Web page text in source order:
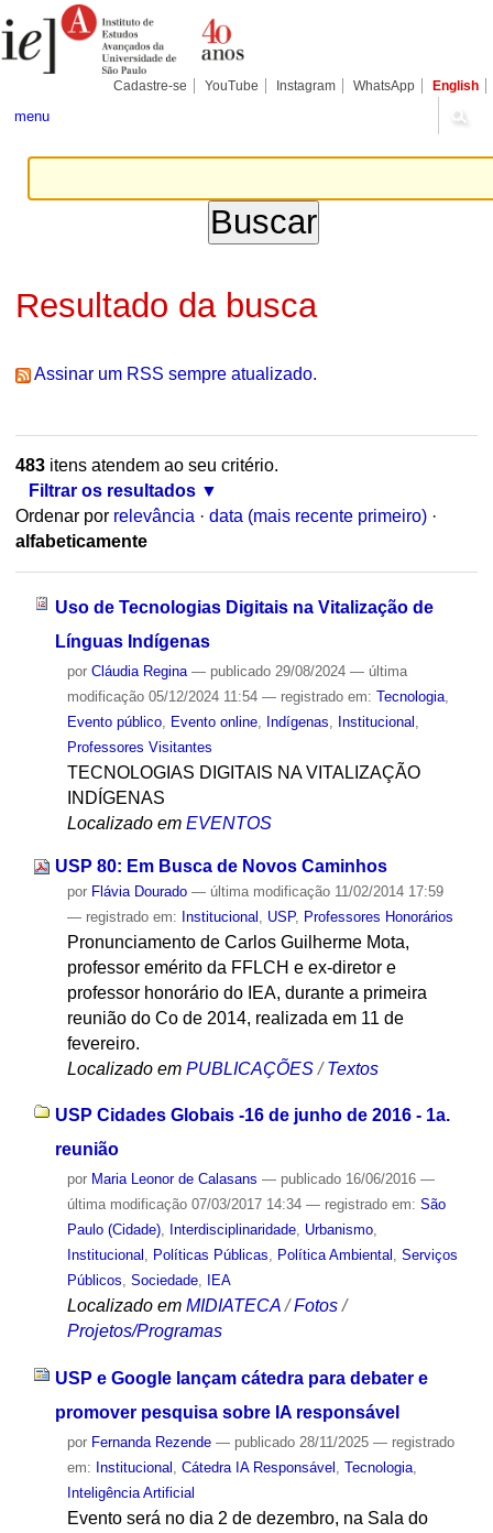
para
conteúdo.
Pessoais
Cadastre-se YouTube Instagram WhatsApp English
menu
Resultado da busca
Assinar um RSS sempre atualizado.
483itens atendem ao seu critério.
Filtrar os resultados
Ordenar por relevância · data (mais recente primeiro) ·
alfabeticamente
Uso de Tecnologias Digitais na Vitalização de
Línguas Indígenas
por Cláudia Regina — publicado29/08/2024 — última
modificação05/12/2024 11:54 — registrado em: Tecnologia,
Evento público, Evento online, Indígenas Institucional
Professores Visitantes
TECNOLOGIAS DIGITAIS NA VITALIZAÇÃO
INDÍGENAS
Localizado em EVENTOS
USP 80: Em Busca de Novos Caminhos
por Flávia Dourado — última modificação11/02/2014 17:59
— registrado em: Institucional USP, Professores Honorários
Pronunciamento de Carlos Guilherme Mota,
professor emérito da FFLCH e ex-diretor e
professor honorário do IEA, durante a primeira
reunião do Co de 2014, realizada em 11 de
fevereiro.
Localizado em PUBLICAÇÕES /Textos
USP Cidades Globais -16 de junho de 2016 - 1a.
reunião
por Maria Leonor de Calasans — publicado16/06/2016 —
última modificação07/03/2017 14:34 — registrado em: São
Paulo (Cidade), Interdisciplinaridade, Urbanismo,
Institucional , Políticas Públicas, Política Ambiental , Serviços
Públicos, Sociedade, IEA
Localizado em MIDIATECA /Fotos /
Projetos/Programas
USP e Google lançam cátedra para debater e
promover pesquisa sobre IA responsável
por Fernanda Rezende — publicado28/11/2025 — registrado
em: Institucional , Cátedra IA Responsável , Tecnologia,
Inteligência Artificial
Evento será no dia 2 de dezembro, na Sala do